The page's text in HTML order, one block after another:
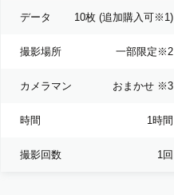
データ 10枚 (追加購入可※1)
撮影場所 一部限定 ※2
カメラマン おまかせ ※3
時間 1時間
撮影回数 1回